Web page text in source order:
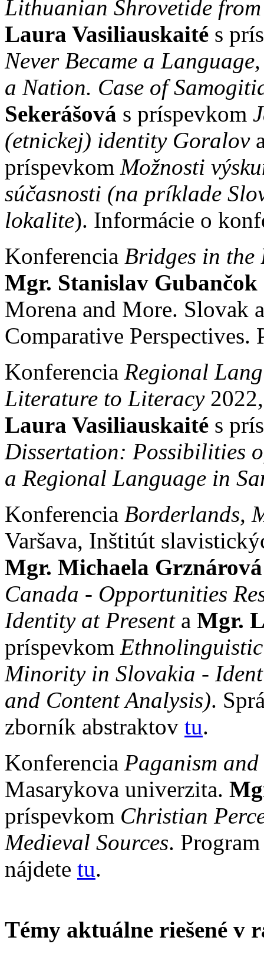
Lithuanian Shrovetide
Laura Vasiliauskaité s
Never Became a
a Nation. Case of
Sekerášová s príspevkom
(etnickej) identity Goralov
príspevkom Možnosti
súčasnosti (na príklade
lokalite). Informácie o
Konferencia Bridges in the
Mgr. Stanislav Gubančok
Morena and More. Slovak
Comparative
Konferencia Regional
Literature to Literacy
Laura Vasiliauskaité s
Dissertation: Possibilities
a Regional Language in
Konferencia Borderlands,
Varšava, Inštitút
Mgr. Michaela Grznárová
Canada - Opportunities
Identity at Presenta Mgr.
príspevkom
Minority in Slovakia -
and Content Analysis).
zborník abstraktov tu.
Konferencia Paganism
Masarykova univerzita.
príspevkom Christian
Medieval Sources.
nájdete tu.
Témy aktuálne riešené v